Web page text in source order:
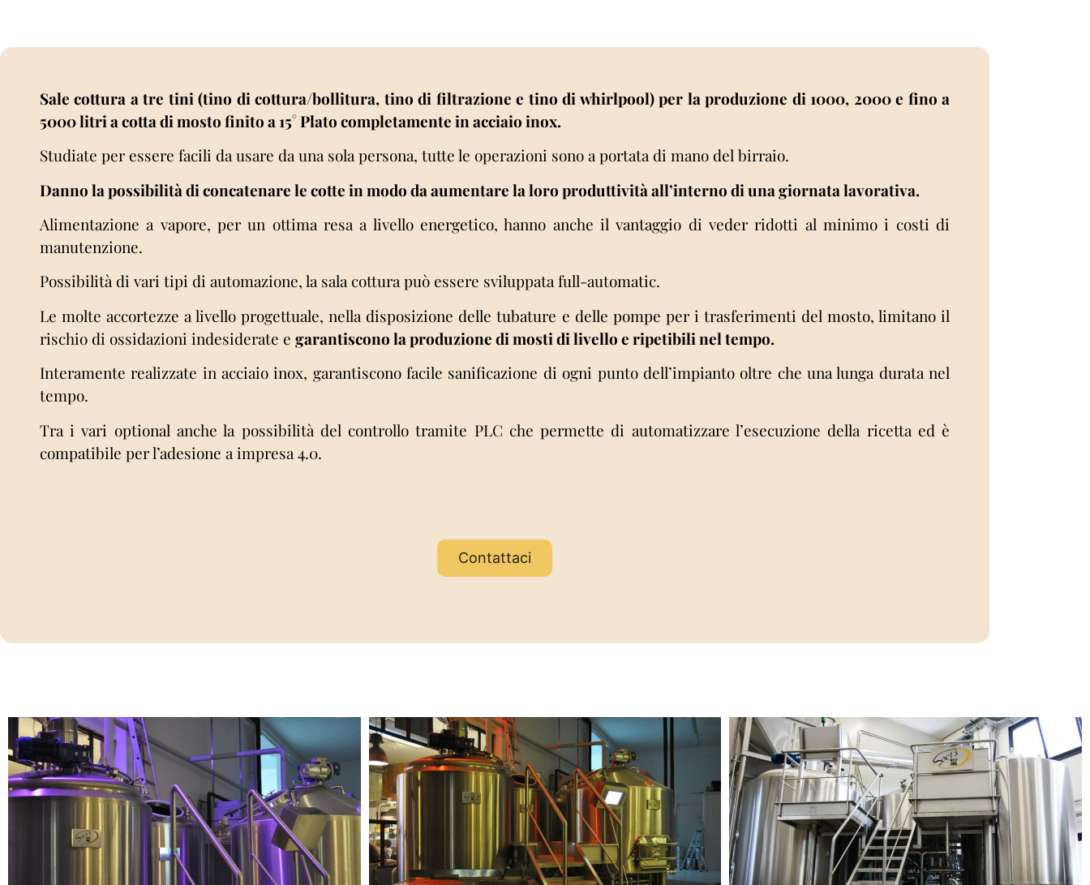
Sale cottura a tre tini (tino di cottura/bollitura, tino di filtrazione e tino di whirlpool) per la produzione di 1000, 2000 e fino a
5000 litri a cotta di mosto finito a 15° Plato completamente in acciaio inox.
Studiate per essere facili da usare da una sola persona, tutte le operazioni sono a portata di mano del birraio.
Danno la possibilità di concatenare le cotte in modo da aumentare la loro produttività all’interno di una giornata lavorativa.
Alimentazione a vapore, per un ottima resa a livello energetico, hanno anche il vantaggio di veder ridotti al minimo i costi di
manutenzione.
Possibilità di vari tipi di automazione, la sala cottura può essere sviluppata full-automatic.
Le molte accortezze a livello progettuale, nella disposizione delle tubature e delle pompe per i trasferimenti del mosto, limitano il
rischio di ossidazioni indesiderate e garantiscono la produzione di mosti di livello e ripetibili nel tempo.
Interamente realizzate in acciaio inox, garantiscono facile sanificazione di ogni punto dell’impianto oltre che una lunga durata nel
tempo.
Tra i vari optional anche la possibilità del controllo tramite PLC che permette di automatizzare l’esecuzione della ricetta ed è
compatibile per l’adesione a impresa 4.0.
Contattaci